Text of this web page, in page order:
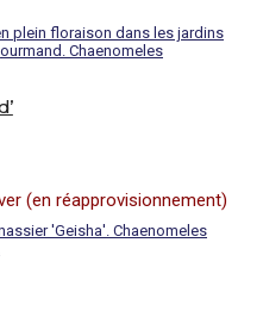
(en réapprovisionnement)